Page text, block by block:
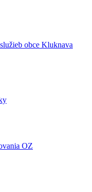
obce Kluknava
OZ